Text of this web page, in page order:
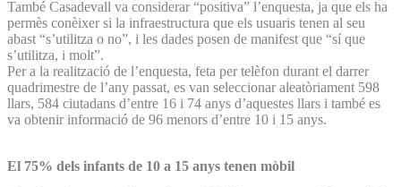
També Casadevall va considerar “positiva” l’enquesta, ja que els ha
permès conèixer si la infraestructura que els usuaris tenen al seu
abast “s’utilitza o no”, i les dades posen de manifest que “sí que
s’utilitza, i molt”.
Per a la realització de l’enquesta, feta per telèfon durant el darrer
quadrimestre de l’any passat, es van seleccionar aleatòriament 598
llars, 584 ciutadans d’entre 16 i 74 anys d’aquestes llars i també es
va obtenir informació de 96 menors d’entre 10 i 15 anys.
El 75% dels infants de 10 a 15 anys tenen mòbil